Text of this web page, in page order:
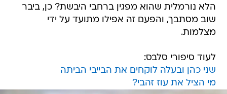
הלא נורמלית שהוא מפגין ברחבי היבשת? כן, ביבר
שוב מסתבך, והפעם זה אפילו מתועד על ידי
מצלמות.
לעוד סיפורי סלבס:
שני כהן ובעלה לוקחים את הבייבי הביתה
מי הציל את עוז זהבי?